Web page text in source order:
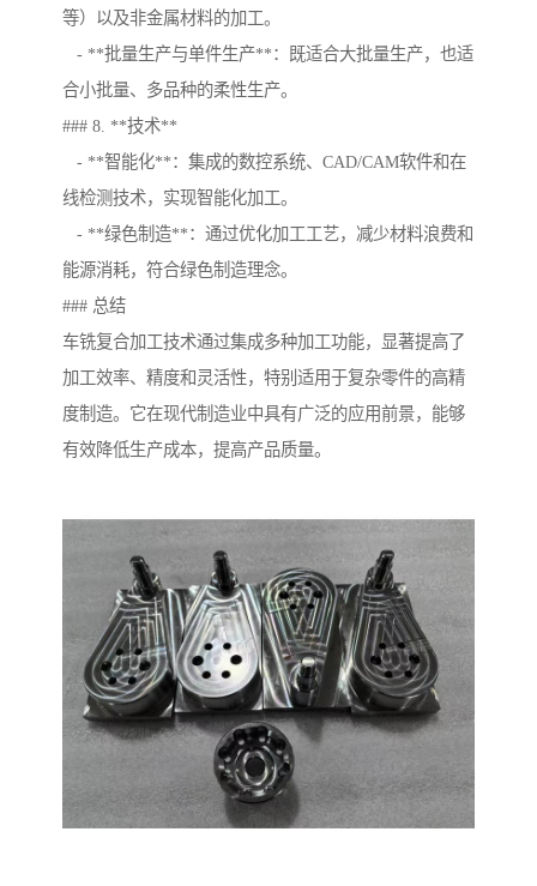
等）以及非金属材料的加工。
- **批量生产与单件生产**：既适合大批量生产，也适
合小批量、多品种的柔性生产。
### 8. **技术**
- **智能化**：集成的数控系统、CAD/CAM软件和在
线检测技术，实现智能化加工。
- **绿色制造**：通过优化加工工艺，减少材料浪费和
能源消耗，符合绿色制造理念。
### 总结
车铣复合加工技术通过集成多种加工功能，显著提高了
加工效率、精度和灵活性，特别适用于复杂零件的高精
度制造。它在现代制造业中具有广泛的应用前景，能够
有效降低生产成本，提高产品质量。